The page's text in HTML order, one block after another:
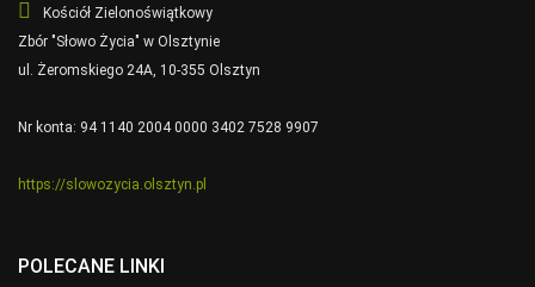
Kościół Zielonoświątkowy
Zbór "Słowo Życia" w Olsztynie
ul. Żeromskiego 24A, 10-355 Olsztyn
Nr konta: 94 1140 2004 0000 3402 7528 9907
https://slowozycia.olsztyn.pl
POLECANE LINKI